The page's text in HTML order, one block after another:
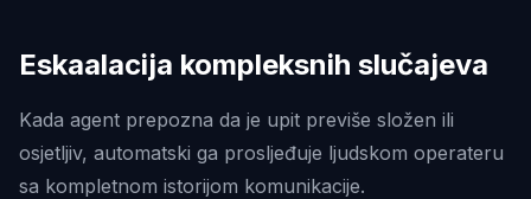
Eskaalacija kompleksnih slučajeva
Kada agent prepozna da je upit previše složen ili
osjetljiv, automatski ga prosljeđuje ljudskom operateru
sa kompletnom istorijom komunikacije.